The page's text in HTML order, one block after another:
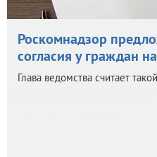
Роскомнадзор
согласия у граждан
Глава ведомства считает